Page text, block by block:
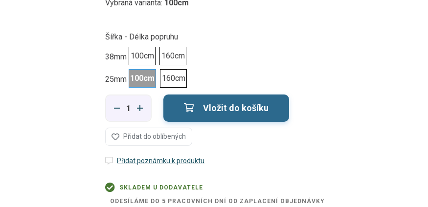
Vybraná varianta: 100cm
Šířka - Délka popruhu
38mm 100cm 160cm
25mm 100cm 160cm
Vložit do košíku
Přidat do oblíbených
Přidat poznámku k produktu
SKLADEM U DODAVATELE
ODESÍLÁME DO 5 PRACOVNÍCH DNÍ OD ZAPLACENÍ OBJEDNÁVKY